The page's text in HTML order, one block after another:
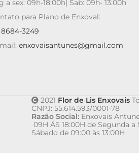
a sex: 09h-18:00h| Sab: 09h- 13:00h
para Plano de Enxoval:
8684-3249
enxovaisantunes@gmail.com
2021 Flor de Lis Enxovais
CNPJ: 55.614.593/0001-78
Razão Social: Enxovais
09H ÁS 18:00H de Segunda a
Sábado de 09:00 às 13:00H